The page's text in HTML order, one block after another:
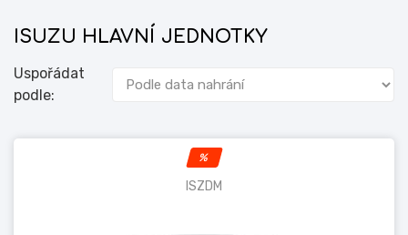
ISUZU HLAVNÍ JEDNOTKY
Uspořádat
podle:
%
ISZDM